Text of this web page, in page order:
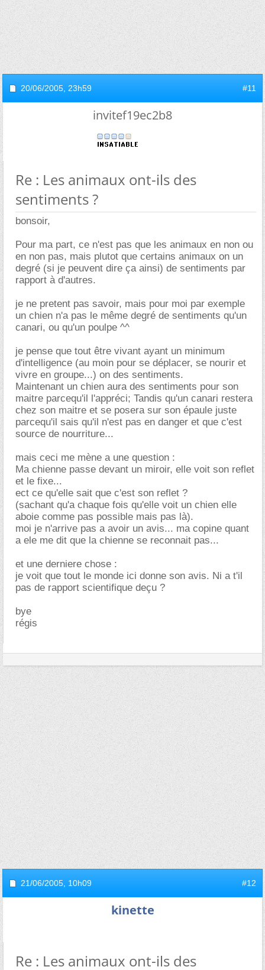
20/06/2005, 23h59 #11
invitef19ec2b8
Re : Les animaux ont-ils des
sentiments ?
bonsoir,
Pour ma part, ce n'est pas que les animaux en non ou
en non pas, mais plutot que certains animaux on un
degré (si je peuvent dire ça ainsi) de sentiments par
rapport à d'autres.
je ne pretent pas savoir, mais pour moi par exemple
un chien n'a pas le même degré de sentiments qu'un
canari, ou qu'un poulpe ^^
je pense que tout être vivant ayant un minimum
d'intelligence (au moin pour se déplacer, se nourir et
vivre en groupe...) on des sentiments.
Maintenant un chien aura des sentiments pour son
maitre parcequ'il l'appréci; Tandis qu'un canari restera
chez son maitre et se posera sur son épaule juste
parcequ'il sais qu'il n'est pas en danger et que c'est
source de nourriture...
mais ceci me mène a une question :
Ma chienne passe devant un miroir, elle voit son reflet
et le fixe...
ect ce qu'elle sait que c'est son reflet ?
(sachant qu'a chaque fois qu'elle voit un chien elle
aboie comme pas possible mais pas là).
moi je n'arrive pas a avoir un avis... ma copine quant
a ele me dit que la chienne se reconnait pas...
et une derniere chose :
je voit que tout le monde ici donne son avis. Ni a t'il
pas de rapport scientifique deçu ?
bye
régis
21/06/2005, 10h09 #12
kinette
Re : Les animaux ont-ils des